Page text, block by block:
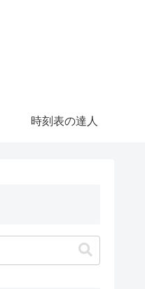
時刻表の達人